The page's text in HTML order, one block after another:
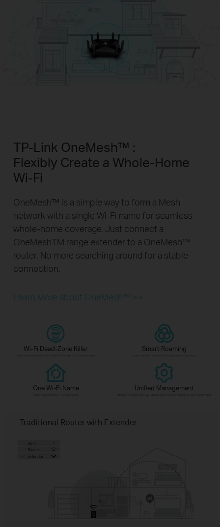
TP-Link OneMesh™ :
Flexibly Create a Whole-Home
Wi-Fi
OneMesh™ is a simple way to form a Mesh
network with a single Wi-Fi name for seamless
whole-home coverage. Just connect a
OneMeshTM range extender to a OneMesh™
router. No more searching around for a stable
connection.
Learn More about OneMesh™ >>
Wi-Fi Dead-Zone Killer Smart Roaming
One Wi-Fi Name Unified Management
Traditional Router with Extender